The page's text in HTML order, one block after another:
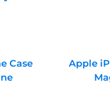
Case
Apple